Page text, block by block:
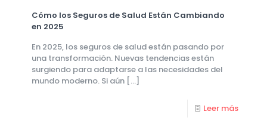
Cómo los Seguros de Salud Están Cambiando
en 2025
En 2025, los seguros de salud están pasando por
una transformación. Nuevas tendencias están
surgiendo para adaptarse a las necesidades del
mundo moderno. Si aún […]
Leer más